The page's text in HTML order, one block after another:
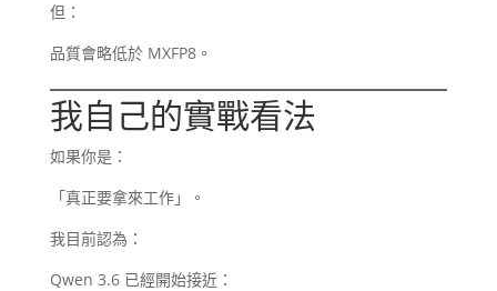
但：
品質會略低於 MXFP8。
我自己的實戰看法
如果你是：
「真正要拿來工作」。
我目前認為：
Qwen 3.6 已經開始接近：